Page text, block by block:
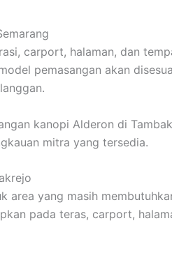
carport, halaman, dan
pemasangan akan
kanopi Alderon di
mitra yang tersedia.
area yang masih
pada teras, carport,